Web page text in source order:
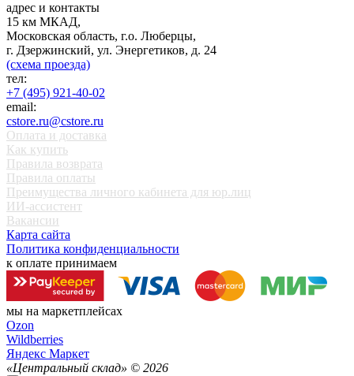
адрес и контакты
15 км МКАД,
Московская область, г.о. Люберцы,
г. Дзержинский, ул. Энергетиков, д. 24
(схема проезда)
тел:
+7 (495) 921-40-02
email:
cstore.ru@cstore.ru
Оплата и доставка
Как купить
Правила возврата
Правила оплаты
Преимущества личного кабинета для юр.лиц
ИИ-ассистент
Вакансии
Карта сайта
Политика конфиденциальности
к оплате принимаем
мы на маркетплейсах
Ozon
Wildberries
Яндекс Маркет
«Центральный склад» © 2026